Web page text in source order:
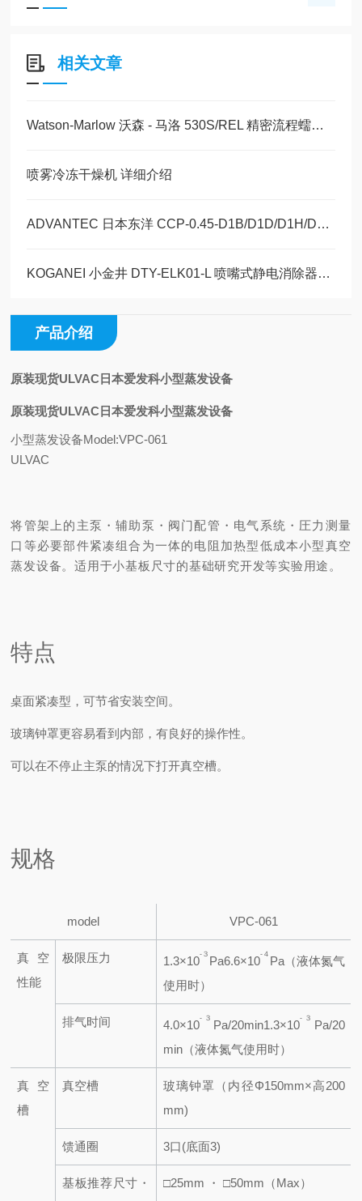
相关文章
Watson-Marlow 沃森 - 马洛 530S/REL 精密流程蠕动泵 产品详情介绍
喷雾冷冻干燥机 详细介绍
ADVANTEC 日本东洋 CCP-0.45-D1B/D1D/D1H/D1N 产品详情玉科现货
KOGANEI 小金井 DTY-ELK01-L 喷嘴式静电消除器玉崎科学仪器原装供应
产品介绍
原装现货ULVAC日本爱发科小型蒸发设备
原装现货ULVAC日本爱发科小型蒸发设备
小型蒸发设备Model:VPC-061
ULVAC
将管架上的主泵・辅助泵・阀门配管・电气系统・圧力测量
口等必要部件紧凑组合为一体的电阻加热型低成本小型真空
蒸发设备。适用于小基板尺寸的基础研究开发等实验用途。
特点
桌面紧凑型，可节省安装空间。
玻璃钟罩更容易看到内部，有良好的操作性。
可以在不停止主泵的情况下打开真空槽。
规格
model VPC-061
真空
性能
极限压力 1.3×10
-３
Pa6.6×10
-４
Pa（液体氮气
使用时）
排气时间 4.0×10
-３
Pa/20min1.3×10
-３
Pa/20
min（液体氮气使用时）
真空
槽
真空槽
玻璃钟罩（内径Φ150mm×高200
mm)
馈通圈 3口(底面3)
基板推荐尺寸・
□25mm ・ □50mm（Max）